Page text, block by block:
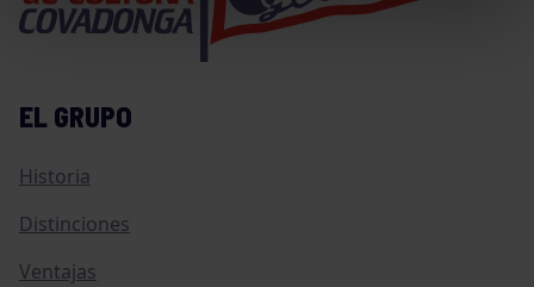
EL GRUPO
Historia
Distinciones
Ventajas